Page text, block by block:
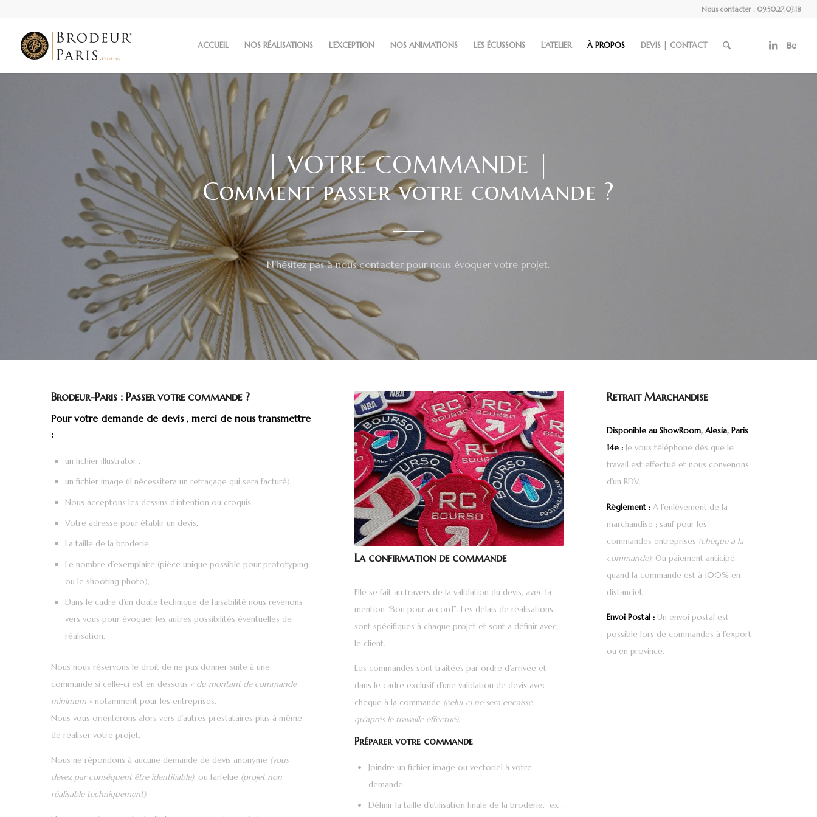
Nous contacter : 09.50.27.03.18
ACCUEIL NOS RÉALISATIONS L’EXCEPTION NOS ANIMATIONS LES ÉCUSSONS L’ATELIER À PROPOS DEVIS | CONTACT
| VOTRE COMMANDE |
Comment passer votre commande ?
N’hésitez pas à nous contacter pour nous évoquer votre projet.
Brodeur-Paris : Passer votre commande ?
Pour votre demande de devis , merci de nous transmettre
:
un fichier illustrator ,
un fichier image (il nécessitera un retraçage qui sera facturé),
Nous acceptons les dessins d’intention ou croquis,
Votre adresse pour établir un devis,
La taille de la broderie,
Le nombre d’exemplaire (pièce unique possible pour prototyping
ou le shooting photo),
Dans le cadre d’un doute technique de faisabilité nous revenons
vers vous pour évoquer les autres possibilités éventuelles de
réalisation.
Nous nous réservons le droit de ne pas donner suite à une
commande si celle-ci est en dessous « du montant de commande
minimum »notamment pour les entreprises.
Nous vous orienterons alors vers d’autres prestataires plus à même
de réaliser votre projet.
Nous ne répondons à aucune demande de devis anonyme (vous
devez par conséquent être identifiable), ou farfelue (projet non
réalisable techniquement),
La confirmation de commande
Elle se fait au travers de la validation du devis, avec la
mention “Bon pour accord”. Les délais de réalisations
sont spécifiques à chaque projet et sont à définir avec
le client.
Les commandes sont traitées par ordre d’arrivée et
dans le cadre exclusif d’une validation de devis avec
chèque à la commande (celui-ci ne sera encaissé
qu’après le travaille effectué).
Préparer votre commande
Joindre un fichier image ou vectoriel à votre
demande,
Définir la taille d’utilisation finale de la broderie, ex :
Retrait Marchandise
Disponible au ShowRoom, Alesia, Paris
14e : Je vous téléphone dès que le
travail est effectué et nous convenons
d’un RDV.
Règlement : A l’enlèvement de la
marchandise ; sauf pour les
commandes entreprises (chèque à la
commande). Ou paiement anticipé
quand la commande est à 100% en
distanciel.
Envoi Postal : Un envoi postal est
possible lors de commandes à l’export
ou en province.